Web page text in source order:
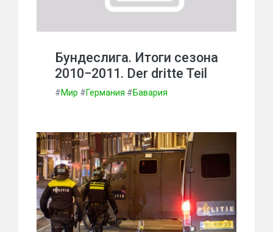
Бундеслига. Итоги сезона
2010−2011. Der dritte Teil
#Мир #Германия #Бавария